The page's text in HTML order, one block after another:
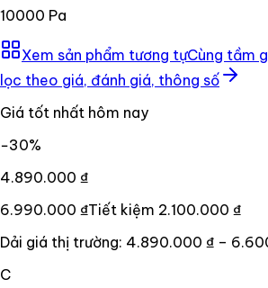
10000 Pa
Xem sản phẩm tương tựCùng tầm
lọc theo giá, đánh giá, thông số
Giá tốt nhất hôm nay
−30%
4.890.000 ₫
6.990.000 ₫Tiết kiệm 2.100.000 ₫
Dải giá thị trường: 4.890.000 ₫ –
C